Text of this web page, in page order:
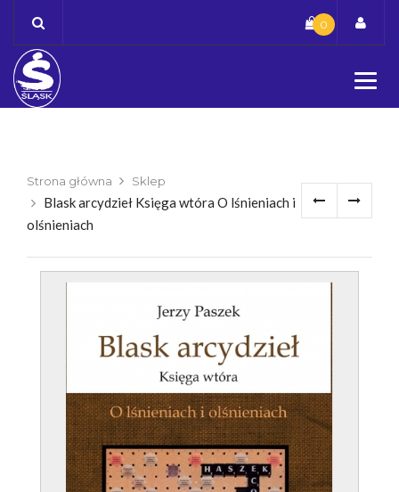
content
0
Strona główna Sklep
Blask arcydzieł Księga wtóra O lśnieniach i
olśnieniach